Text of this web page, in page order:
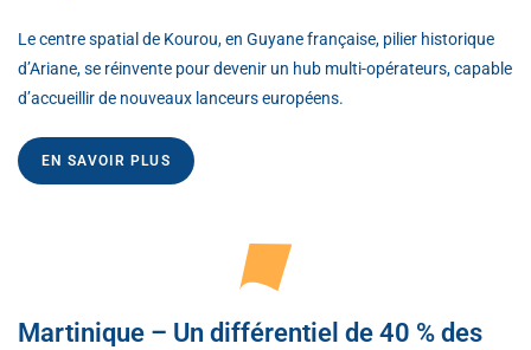
Le centre spatial de Kourou, en Guyane française, pilier historique
d’Ariane, se réinvente pour devenir un hub multi-opérateurs, capable
d’accueillir de nouveaux lanceurs européens.
EN SAVOIR PLUS
Martinique – Un différentiel de 40 % des